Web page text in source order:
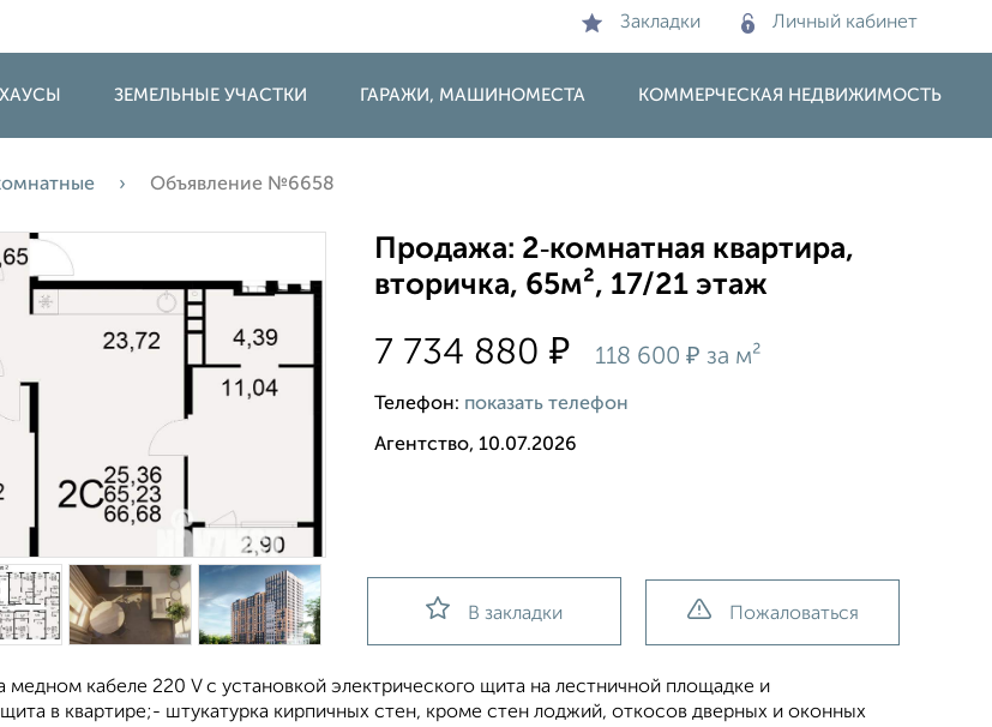
Закладки Личный кабинет
ЗЕМЕЛЬНЫЕ УЧАСТКИ ГАРАЖИ, МАШИНОМЕСТА КОММЕРЧЕСКАЯ НЕДВИЖИМОСТЬ
Объявление №6658
Продажа: 2‑комнатная квартира,
вторичка, 65м², 17/21 этаж
7 734 880₽ 118 600₽ за м²
Телефон: показать телефон
Агентство, 10.07.2026
В закладки Пожаловаться
медном кабеле 220 V с установкой электрического щита на лестничной площадке и
в квартире;- штукатурка кирпичных стен, кроме стен лоджий, откосов дверных и оконных